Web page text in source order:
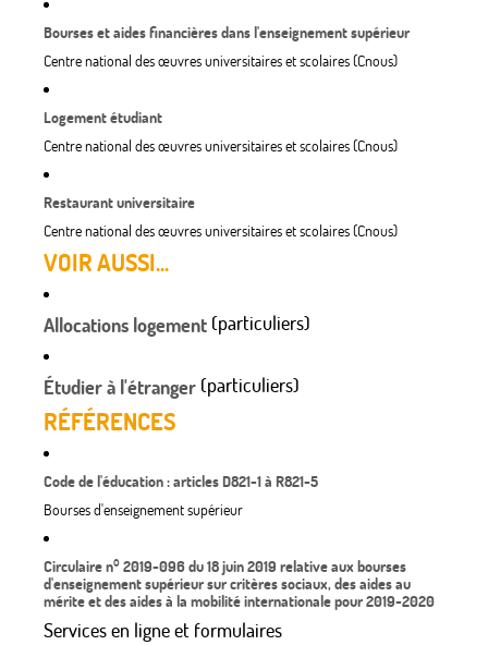
Bourses et aides financières dans l'enseignement supérieur
Centre national des œuvres universitaires et scolaires (Cnous)
Logement étudiant
Centre national des œuvres universitaires et scolaires (Cnous)
Restaurant universitaire
Centre national des œuvres universitaires et scolaires (Cnous)
VOIR AUSSI...
Allocations logement (particuliers)
Étudier à l'étranger (particuliers)
RÉFÉRENCES
Code de l'éducation : articles D821-1 à R821-5
Bourses d'enseignement supérieur
Circulaire n° 2019-096 du 18 juin 2019 relative aux bourses
d'enseignement supérieur sur critères sociaux, des aides au
mérite et des aides à la mobilité internationale pour 2019-2020
Services en ligne et formulaires